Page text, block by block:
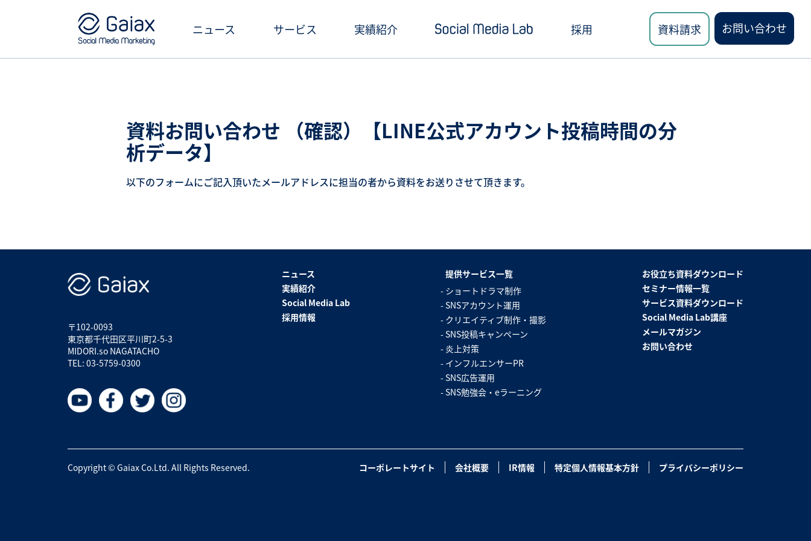
ニュース サービス
クリエイティブ制作・撮影
SNS勉強会・eラーニング
実績紹介
お役立ち資料ダウンロード
採用 資料請求 お問い合わせ
資料お問い合わせ （確認）【LINE公式アカウント投稿時間の分
析データ】
以下のフォームにご記入頂いたメールアドレスに担当の者から資料をお送りさせて頂きます。
〒102-0093
東京都千代田区平川町2-5-3
MIDORI.so NAGATACHO
TEL: 03-5759-0300
ニュース
実績紹介
Social Media Lab
採用情報
提供サービス一覧
ショートドラマ制作
SNSアカウント運用
クリエイティブ制作・撮影
SNS投稿キャンペーン
炎上対策
インフルエンサーPR
SNS広告運用
SNS勉強会・eラーニング
お役立ち資料ダウンロード
セミナー情報一覧
サービス資料ダウンロード
Social Media Lab講座
メールマガジン
お問い合わせ
Copyright © Gaiax Co.Ltd. All Rights Reserved. コーポレートサイト 会社概要 IR情報 特定個人情報基本方針 プライバシーポリシー